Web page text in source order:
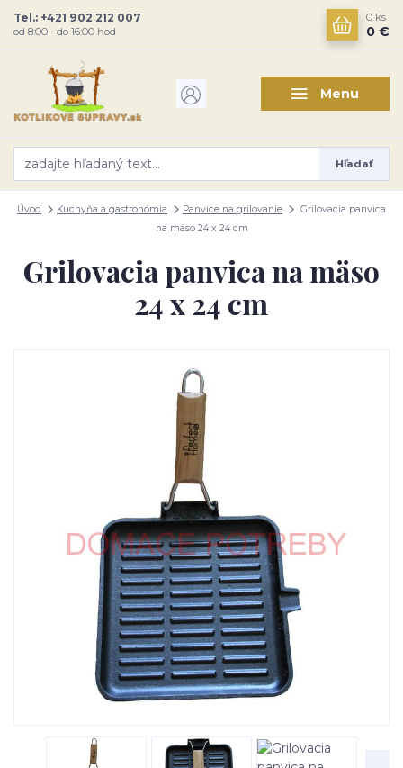
Menu
Hľadať
Tel.: +421 902 212 007
od 8:00 - do 16:00 hod
0 ks
0 €
Úvod Kuchyňa a gastronómia Panvice na grilovanie
Grilovacia panvica
na mäso 24 x 24 cm
Grilovacia panvica na mäso
24 x 24 cm